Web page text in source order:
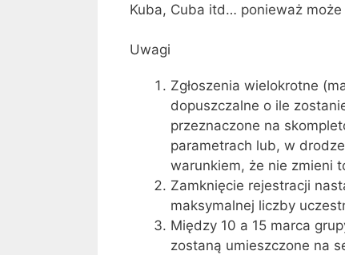
Kuba, Cuba itd… ponieważ
Uwagi
Zgłoszenia wielokrotne
dopuszczalne o ile
przeznaczone na
parametrach lub, w
warunkiem, że nie zmieni
Zamknięcie rejestracji
maksymalnej liczby
Między 10 a 15 marca
zostaną umieszczone na